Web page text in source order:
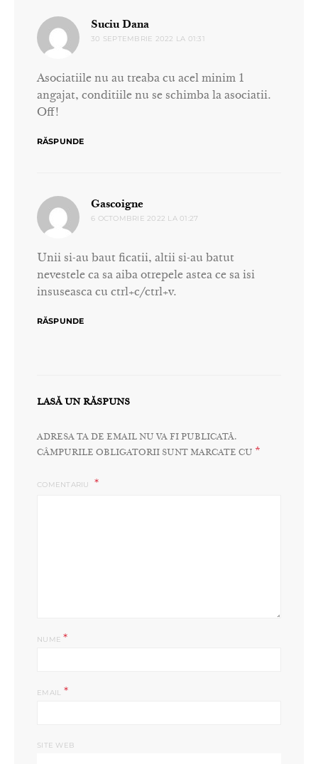
Suciu Dana
30 SEPTEMBRIE 2022 LA 01:31
Asociatiile nu au treaba cu acel minim 1
angajat, conditiile nu se schimba la asociatii.
Off!
RĂSPUNDE
Gascoigne
6 OCTOMBRIE 2022 LA 01:27
Unii si-au baut ficatii, altii si-au batut
nevestele ca sa aiba otrepele astea ce sa isi
insuseasca cu ctrl+c/ctrl+v.
RĂSPUNDE
LASĂ UN RĂSPUNS
ADRESA TA DE EMAIL NU VA FI PUBLICATĂ.
CÂMPURILE OBLIGATORII SUNT MARCATE CU *
COMENTARIU
NUME*
EMAIL *
SITE WEB